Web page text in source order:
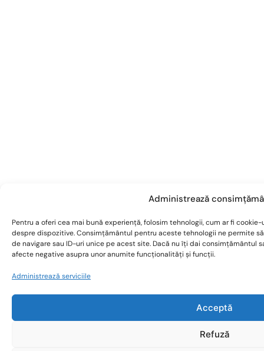
Administrează
Pentru a oferi cea mai bună experiență, folosim tehnologii, cum ar fi
despre dispozitive. Consimțământul pentru aceste tehnologii ne permite
de navigare sau ID-uri unice pe acest site. Dacă nu îți dai consimțământul
afecte negative asupra unor anumite funcționalități și funcții.
Administrează serviciile
Acceptă
Refuză